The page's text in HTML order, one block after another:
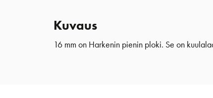
Kuvaus
16 mm on Harkenin pienin ploki. Se on